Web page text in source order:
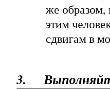
же образом,
этим
сдвигам в
3.